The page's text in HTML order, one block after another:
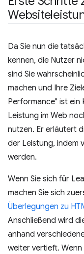
Da Sie nun die
kennen, die Nutzer
sind Sie
machen und Ihre
Performance" ist ein
Leistung im Web
nutzen. Er erläutert
der Leistung, indem
werden.
Wenn Sie sich für
machen Sie sich
Überlegungen zu
Anschließend wird
anhand
weiter vertieft. Wenn